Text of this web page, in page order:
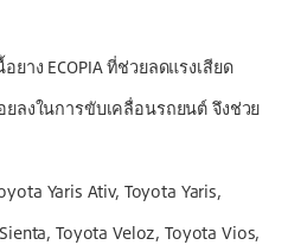
ยาง ECOPIA ที่ช่วยลดแรงเสียด
ลงในการขับเคลื่อนรถยนต์ จึงช่วย
Yaris Ativ, Toyota Yaris,
Toyota Veloz, Toyota Vios,